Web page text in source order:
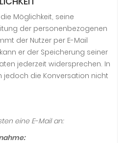
Möglichkeit, seine
der personenbezogenen
der Nutzer per E-Mail
er der Speicherung seiner
jederzeit widersprechen. In
jedoch die Konversation nicht
eine E-Mail an: